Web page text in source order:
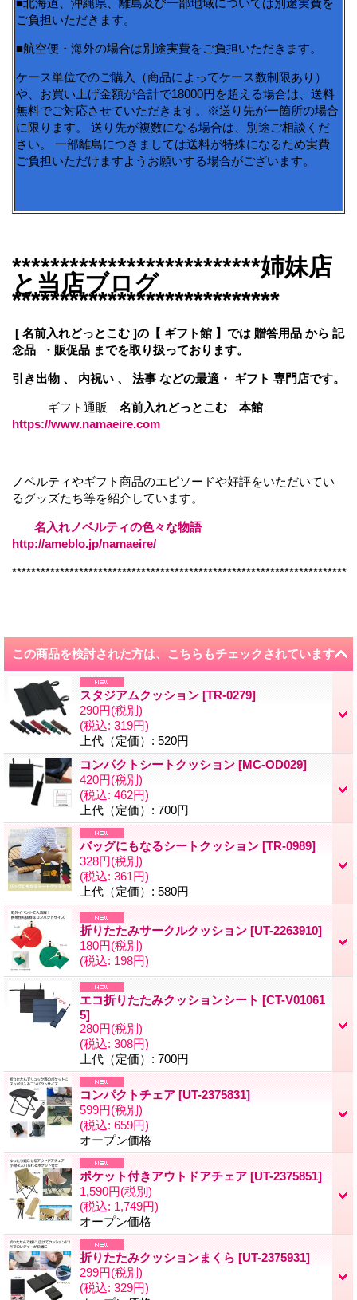
ご負担いただきます。
■航空便・海外の場合は別途実費をご負担いただきます。
ケース単位でのご購入（商品によってケース数制限あり）
や、お買い上げ金額が合計で18000円を超える場合は、送料
無料でご対応させていただきます。※送り先が一箇所の場合
に限ります。 送り先が複数になる場合は、別途ご相談くだ
さい。 一部離島につきましては送料が特殊になるため実費
ご負担いただけますようお願いする場合がございます。
**************************姉妹店
と当店ブログ
****************************
[ 名前入れどっとこむ ]の【 ギフト館 】では 贈答用品 から 記
念品 ・販促品 までを取り扱っております。
引き出物 、 内祝い 、 法事 などの最適・ ギフト 専門店です。
ギフト通販 名前入れどっとこむ 本館
https://www.namaeire.com
ノベルティやギフト商品のエピソードや好評をいただいてい
るグッズたち等を紹介しています。
名入れノベルティの色々な物語
http://ameblo.jp/namaeire/
**********************************************************************
この商品を検討された方は、こちらもチェックされています
スタジアムクッション [TR-0279]
290円(税別)
(税込: 319円)
上代（定価） : 520円
コンパクトシートクッション [MC-OD029]
420円(税別)
(税込: 462円)
上代（定価） : 700円
バッグにもなるシートクッション [TR-0989]
328円(税別)
(税込: 361円)
上代（定価） : 580円
折りたたみサークルクッション [UT-2263910]
180円(税別)
(税込: 198円)
エコ折りたたみクッションシート [CT-V01061
5]
280円(税別)
(税込: 308円)
上代（定価） : 700円
コンパクトチェア [UT-2375831]
599円(税別)
(税込: 659円)
オープン価格
ポケット付きアウトドアチェア [UT-2375851]
1,590円(税別)
(税込: 1,749円)
オープン価格
折りたたみクッションまくら [UT-2375931]
299円(税別)
(税込: 329円)